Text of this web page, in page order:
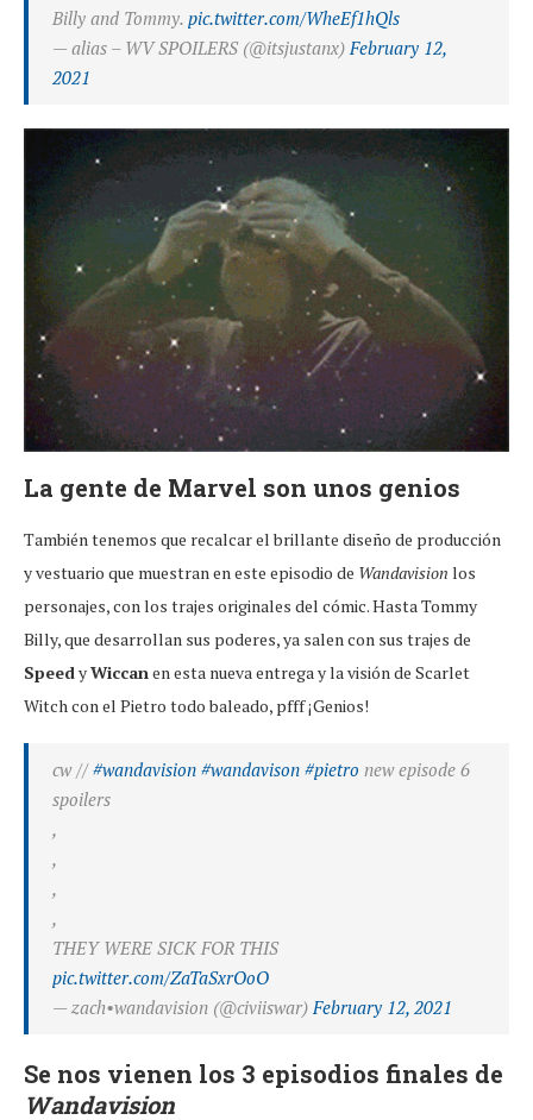
Billy and Tommy. pic.twitter.com/WheEf1hQls
— alias – WV SPOILERS (@itsjustanx)February 12,
2021
La gente de Marvel son unos genios
También tenemos que recalcar el brillante diseño de producción
y vestuario que muestran en este episodio de Wandavision los
personajes, con los trajes originales del cómic. Hasta Tommy
Billy, que desarrollan sus poderes, ya salen con sus trajes de
SpeedyWiccanen esta nueva entrega y la visión de Scarlet
Witch con el Pietro todo baleado, pfff ¡Genios!
cw //#wandavision #wandavison #pietro new episode 6
spoilers
,
,
,
,
THEY WERE SICK FOR THIS
pic.twitter.com/ZaTaSxrOoO
— zach•wandavision (@civiiswar)February 12, 2021
Se nos vienen los 3 episodios finales de
Wandavision